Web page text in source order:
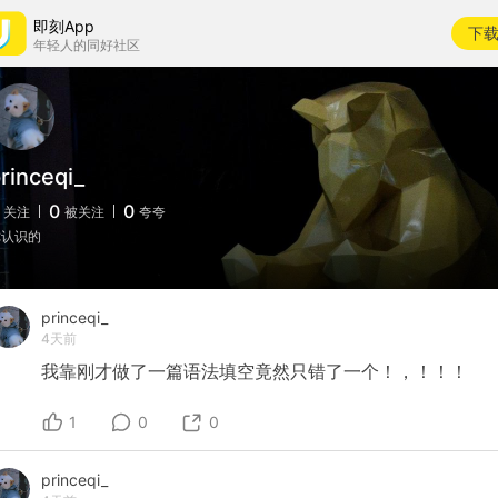
即刻App
年轻人的同好社区
下载
关注 0 被关注 0 夸夸
识的
princeqi_
4天前
我靠刚才做了一篇语法填空竟然只错了一个！，！！！
1 0 0
princeqi_